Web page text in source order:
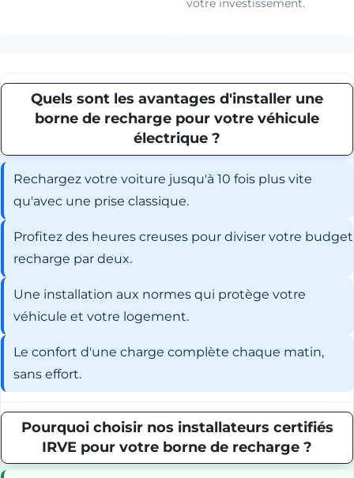
votre investissement.
Quels sont les avantages d'installer une
borne de recharge pour votre véhicule
électrique ?
Rechargez votre voiture jusqu'à 10 fois plus vite
qu'avec une prise classique.
Profitez des heures creuses pour diviser votre budget
recharge par deux.
Une installation aux normes qui protège votre
véhicule et votre logement.
Le confort d'une charge complète chaque matin,
sans effort.
Pourquoi choisir nos installateurs certifiés
IRVE pour votre borne de recharge ?